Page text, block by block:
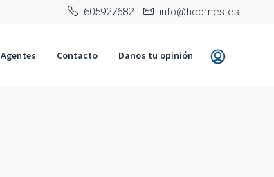
‭605927682‬ info@hoomes.es
Agentes Contacto Danos tu opinión